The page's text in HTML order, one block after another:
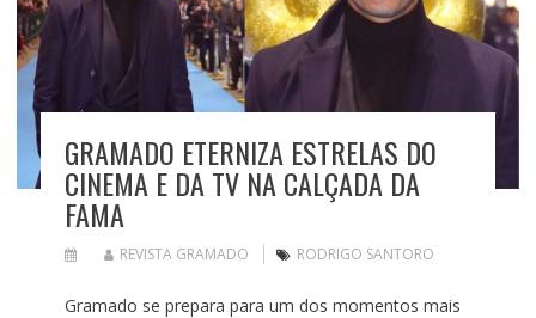
GRAMADO ETERNIZA ESTRELAS DO
CINEMA E DA TV NA CALÇADA DA
FAMA
REVISTA GRAMADO RODRIGO SANTORO
Gramado se prepara para um dos momentos mais